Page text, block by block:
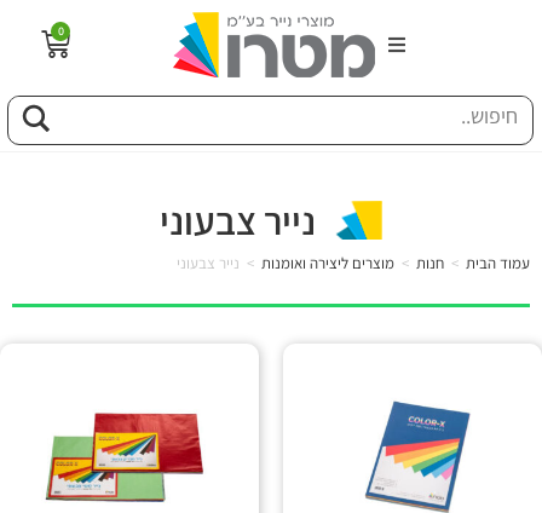
0
נייר צבעוני
עמוד הבית > חנות > מוצרים ליצירה ואומנות > נייר צבעוני